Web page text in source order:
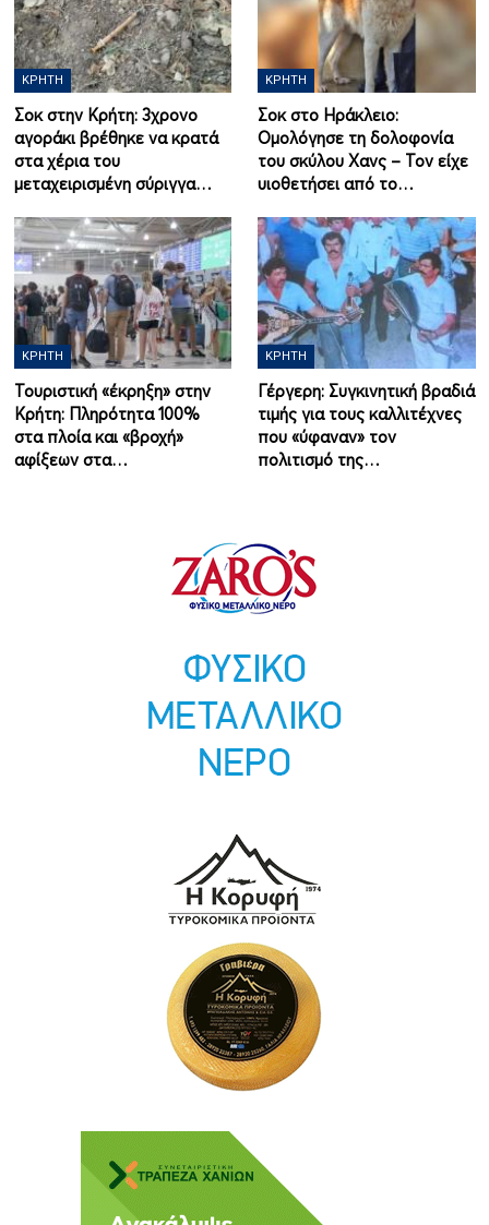
ΚΡΉΤΗ
Σοκ στην Κρήτη: 3χρονο
αγοράκι βρέθηκε να κρατά
στα χέρια του
μεταχειρισμένη σύριγγα…
ΚΡΉΤΗ
Σοκ στο Ηράκλειο:
Ομολόγησε τη δολοφονία
του σκύλου Χανς – Τον είχε
υιοθετήσει από το…
ΚΡΉΤΗ
Τουριστική «έκρηξη» στην
Κρήτη: Πληρότητα 100%
στα πλοία και «βροχή»
αφίξεων στα…
ΚΡΉΤΗ
Γέργερη: Συγκινητική βραδιά
τιμής για τους καλλιτέχνες
που «ύφαναν» τον
πολιτισμό της…